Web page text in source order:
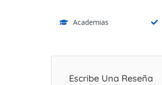
Academias
Escribe Una Reseña